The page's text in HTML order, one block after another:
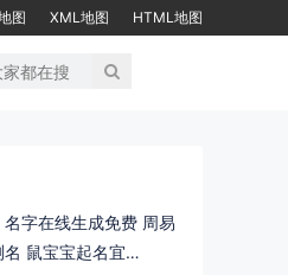
图 XML地图 HTML地图
字在线生成免费 周易
鼠宝宝起名宜